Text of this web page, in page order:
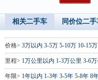
相关二手车 同价位二手
价格> 3万以内 3-5万 5-10万 10-15万
里程> 1万公里以内 1-3万公里 3-6
年限> 1年以内 1-3年 3-5年 5-8年 8